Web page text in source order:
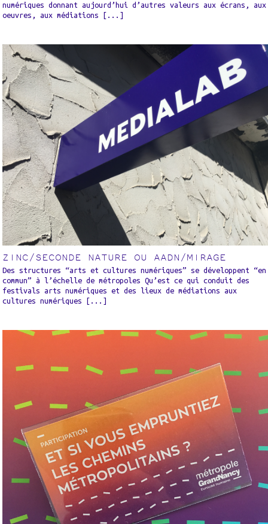
numériques donnant aujourd’hui d’autres valeurs aux écrans, aux
oeuvres, aux médiations [...]
ZINC/SECONDE NATURE OU AADN/MIRAGE
Des structures “arts et cultures numériques” se développent “en
commun” à l’échelle de métropoles Qu’est ce qui conduit des
festivals arts numériques et des lieux de médiations aux
cultures numériques [...]